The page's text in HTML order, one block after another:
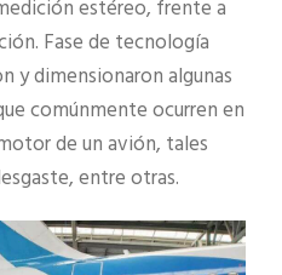
estéreo, frente a
Fase de tecnología
y dimensionaron algunas
comúnmente ocurren en
de un avión, tales
entre otras.